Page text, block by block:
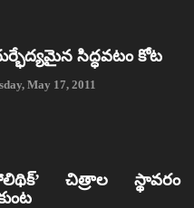
సిద్ధవటం కోట
May 17, 2011
చిత్రాల స్థావరం